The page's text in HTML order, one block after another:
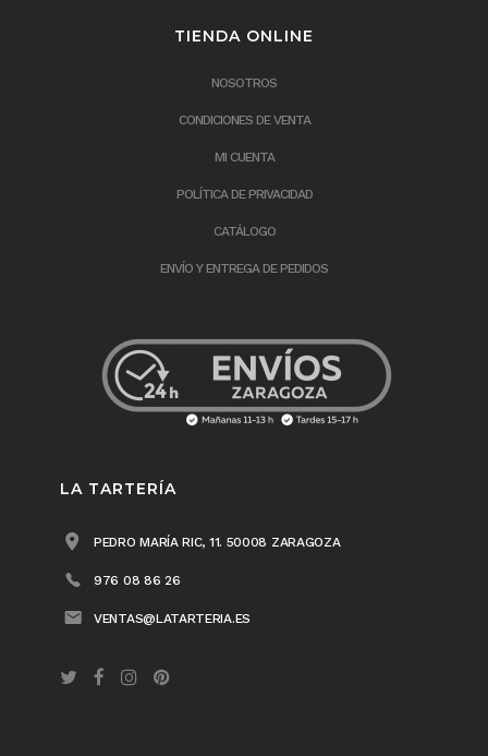
TIENDA ONLINE
NOSOTROS
CONDICIONES DE VENTA
MI CUENTA
POLÍTICA DE PRIVACIDAD
CATÁLOGO
ENVÍO Y ENTREGA DE PEDIDOS
LA TARTERÍA
PEDRO MARÍA RIC, 11. 50008 ZARAGOZA
976 08 86 26
VENTAS@LATARTERIA.ES